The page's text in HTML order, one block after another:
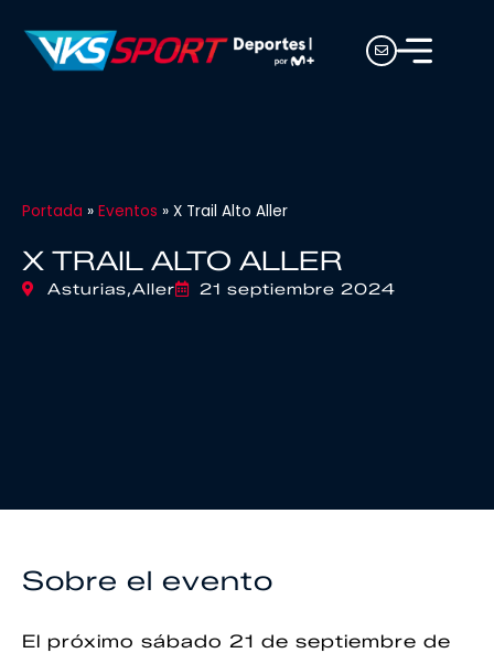
Portada » Eventos » X Trail Alto Aller
X TRAIL ALTO ALLER
Asturias,Aller 21 septiembre 2024
Sobre el evento
El próximo sábado 21 de septiembre de